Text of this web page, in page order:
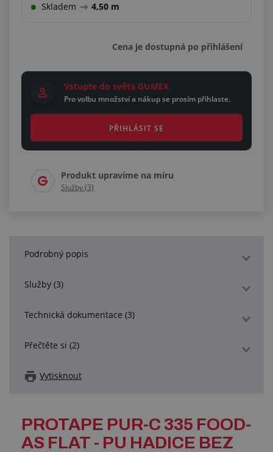
Skladem 4,50 m
Cena je dostupná po přihlášení
Vstupte do světa GUMEX
Pro volbu množství a nákup se prosím přihlaste.
PŘIHLÁSIT SE
Produkt upravíme na míru
Služby (3)
Podrobný popis
Služby (3)
Technická dokumentace (3)
Přečtěte si (2)
Vytisknout
PROTAPE PUR-C 335 FOOD-
AS FLAT - PU HADICE BEZ